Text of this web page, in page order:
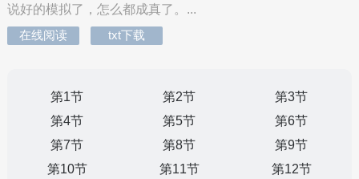
说好的模拟了，怎么都成真了。...
在线阅读
txt下载
第1节 第2节
第3节
第4节
第5节
第6节
第7节
第8节
第9节
第10节
第11节
第12节